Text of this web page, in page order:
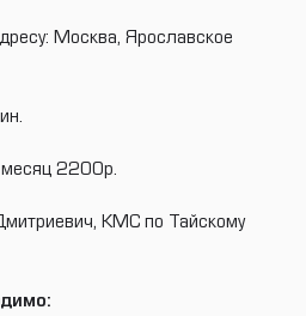
Москва, Ярославское
месяц 2200р.
КМС по Тайскому